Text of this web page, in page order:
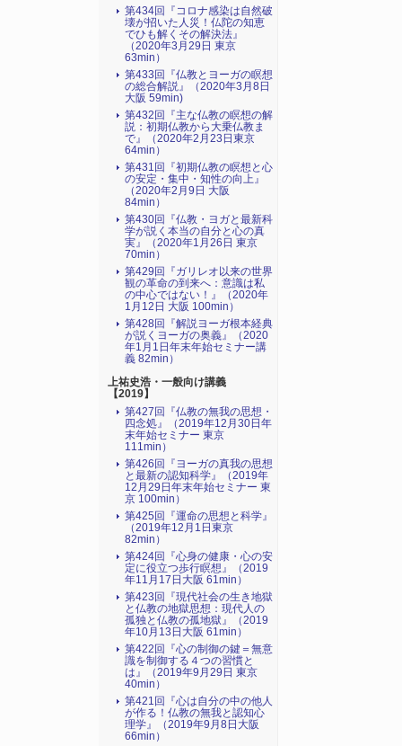
第434回『コロナ感染は自然破
壊が招いた人災！仏陀の知恵
でひも解くその解決法』
（2020年3月29日 東京
63min）
第433回『仏教とヨーガの瞑想
の総合解説』（2020年3月8日
大阪 59min)
第432回『主な仏教の瞑想の解
説：初期仏教から大乗仏教ま
で』（2020年2月23日東京
64min）
第431回『初期仏教の瞑想と心
の安定・集中・知性の向上』
（2020年2月9日 大阪
84min）
第430回『仏教・ヨガと最新科
学が説く本当の自分と心の真
実』（2020年1月26日 東京
70min）
第429回『ガリレオ以来の世界
観の革命の到来へ：意識は私
の中心ではない！』（2020年
1月12日 大阪 100min）
第428回『解説ヨーガ根本経典
が説くヨーガの奥義』（2020
年1月1日年末年始セミナー講
義 82min）
上祐史浩・一般向け講義
【2019】
第427回『仏教の無我の思想・
四念処』（2019年12月30日年
末年始セミナー 東京
111min）
第426回『ヨーガの真我の思想
と最新の認知科学』（2019年
12月29日年末年始セミナー 東
京 100min）
第425回『運命の思想と科学』
（2019年12月1日東京
82min）
第424回『心身の健康・心の安
定に役立つ歩行瞑想』（2019
年11月17日大阪 61min）
第423回『現代社会の生き地獄
と仏教の地獄思想：現代人の
孤独と仏教の孤地獄』（2019
年10月13日大阪 61min）
第422回『心の制御の鍵＝無意
識を制御する４つの習慣と
は』（2019年9月29日 東京
40min）
第421回『心は自分の中の他人
が作る！仏教の無我と認知心
理学』（2019年9月8日大阪
66min）